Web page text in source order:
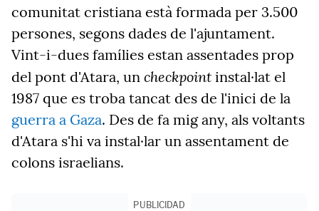
comunitat cristiana està formada per 3.500
persones, segons dades de l'ajuntament.
Vint-i-dues famílies estan assentades prop
del pont d'Atara, un checkpoint instal·lat el
1987 que es troba tancat des de l'inici de la
guerra a Gaza. Des de fa mig any, als voltants
d'Atara s'hi va instal·lar un assentament de
colons israelians.
PUBLICIDAD